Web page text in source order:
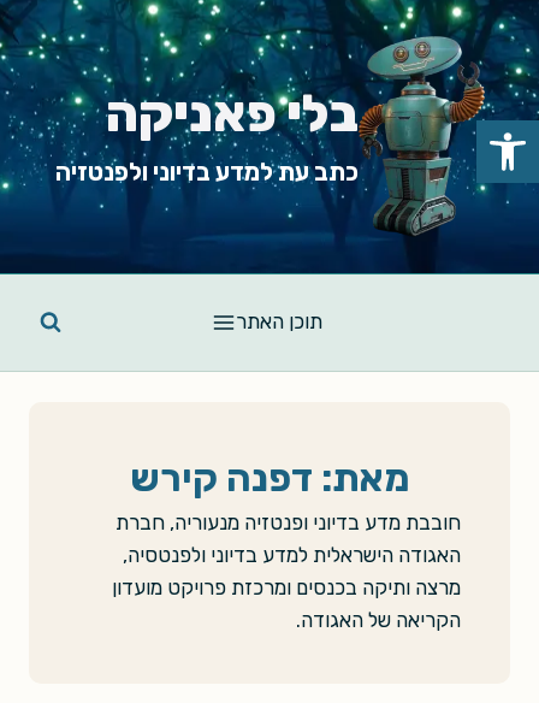
Skip
to
content
בלי פאניקה
כתב עת למדע בדיוני ולפנטזיה
תוכן האתר
מאת: דפנה קירש
חובבת מדע בדיוני ופנטזיה מנעוריה, חברת
האגודה הישראלית למדע בדיוני ולפנטסיה,
מרצה ותיקה בכנסים ומרכזת פרויקט מועדון
הקריאה של האגודה.
פתח סרגל נגישות